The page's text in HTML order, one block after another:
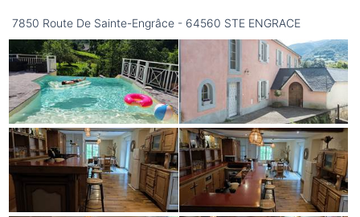
no disponible
7850 Route De Sainte-Engrâce - 64560 STE ENGRACE